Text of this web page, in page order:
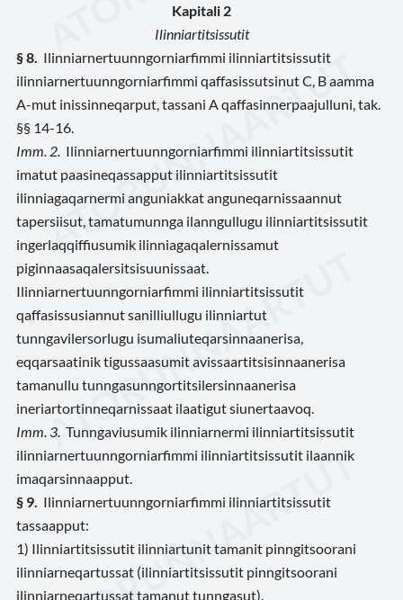
Kapitali 2
Ilinniartitsissutit
§ 8. Ilinniarnertuunngorniarfimmi ilinniartitsissutit
ilinniarnertuunngorniarfimmi qaffasissutsinut C, B aamma
A-mut inissinneqarput, tassani A qaffasinnerpaajulluni, tak.
§§ 14-16.
Imm. 2. Ilinniarnertuunngorniarfimmi ilinniartitsissutit
imatut paasineqassapput ilinniartitsissutit
ilinniagaqarnermi anguniakkat anguneqarnissaannut
tapersiisut, tamatumunnga ilanngullugu ilinniartitsissutit
ingerlaqqiffiusumik ilinniagaqalernissamut
piginnaasaqalersitsisuunissaat.
Ilinniarnertuunngorniarfimmi ilinniartitsissutit
qaffasissusiannut sanilliullugu ilinniartut
tunngavilersorlugu isumaliuteqarsinnaanerisa,
eqqarsaatinik tigussaasumit avissaartitsisinnaanerisa
tamanullu tunngasunngortitsilersinnaanerisa
ineriartortinneqarnissaat ilaatigut siunertaavoq.
Imm. 3. Tunngaviusumik ilinniarnermi ilinniartitsissutit
ilinniarnertuunngorniarfimmi ilinniartitsissutit ilaannik
imaqarsinnaapput.
§ 9. Ilinniarnertuunngorniarfimmi ilinniartitsissutit
tassaapput:
1) Ilinniartitsissutit ilinniartunit tamanit pinngitsoorani
ilinniarneqartussat (ilinniartitsissutit pinngitsoorani
ilinniarneqartussat tamanut tunngasut).